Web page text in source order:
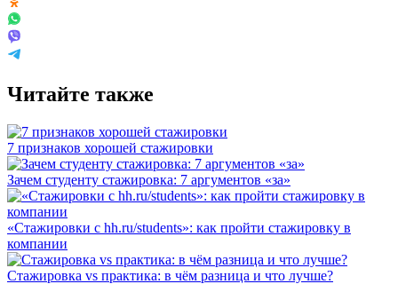
Читайте также
7 признаков хорошей стажировки
Зачем студенту стажировка: 7 аргументов «за»
«Стажировки с hh.ru/students»: как пройти стажировку в
компании
Стажировка vs практика: в чём разница и что лучше?